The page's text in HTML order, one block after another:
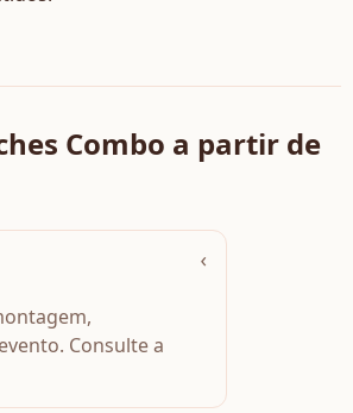
Combo a partir de
›
Consulte a